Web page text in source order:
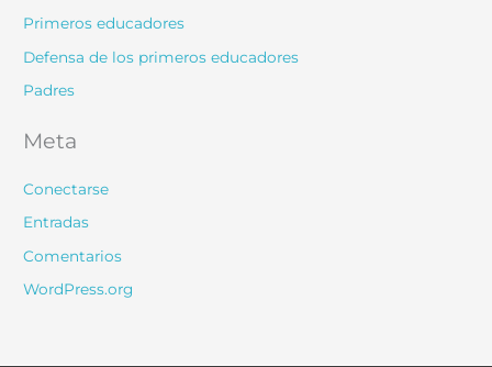
Primeros educadores
Defensa de los primeros educadores
Padres
Meta
Conectarse
Entradas
Comentarios
WordPress.org